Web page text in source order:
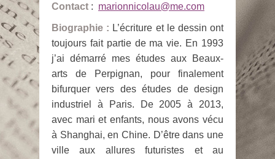
Contact : marionnicolau@me.com
Biographie : L’écriture et le dessin ont
toujours fait partie de ma vie. En 1993
j’ai démarré mes études aux Beaux-
arts de Perpignan, pour finalement
bifurquer vers des études de design
industriel à Paris. De 2005 à 2013,
avec mari et enfants, nous avons vécu
à Shanghai, en Chine. D’être dans une
ville aux allures futuristes et au